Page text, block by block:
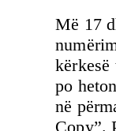
Më 17
po
në
Copy”.